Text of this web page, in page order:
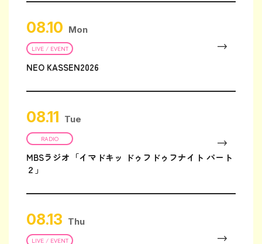
08.10 Mon
LIVE / EVENT
NEO KASSEN2026
08.11 Tue
RADIO
MBSラジオ「イマドキッ ドゥフドゥフナイト パート
２」
08.13 Thu
LIVE / EVENT